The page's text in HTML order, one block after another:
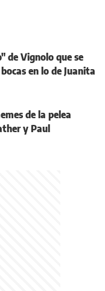
de Vignolo que se
en lo de Juanita
de la pelea
y Paul